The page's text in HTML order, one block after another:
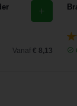
Vanaf € 8,13